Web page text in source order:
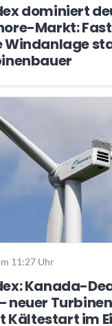
dominiert
Markt:
Windanlage
11:27 Uhr
Kanada-
neuer
Kältestart im